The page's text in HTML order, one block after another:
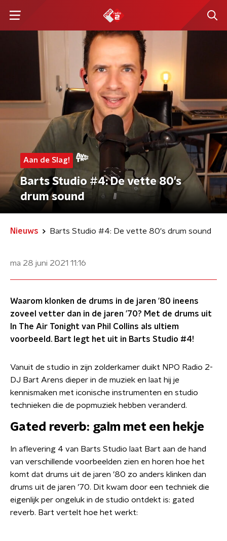
Aan de Slag!
Barts Studio #4: De vette 80's
drum sound
Nieuws Barts Studio #4: De vette 80's drum sound
ma 28 juni 2021 11:16
Waarom klonken de drums in de jaren ’80 ineens
zoveel vetter dan in de jaren ’70? Met de drums uit
In The Air Tonight van Phil Collins als ultiem
voorbeeld. Bart legt het uit in Barts Studio #4!
Vanuit de studio in zijn zolderkamer duikt NPO Radio 2-
DJ Bart Arens dieper in de muziek en laat hij je
kennismaken met iconische instrumenten en studio
technieken die de popmuziek hebben veranderd.
Gated reverb: galm met een hekje
In aflevering 4 van Barts Studio laat Bart aan de hand
van verschillende voorbeelden zien en horen hoe het
komt dat drums uit de jaren ’80 zo anders klinken dan
drums uit de jaren ’70. Dit kwam door een techniek die
eigenlijk per ongeluk in de studio ontdekt is: gated
reverb. Bart vertelt hoe het werkt: